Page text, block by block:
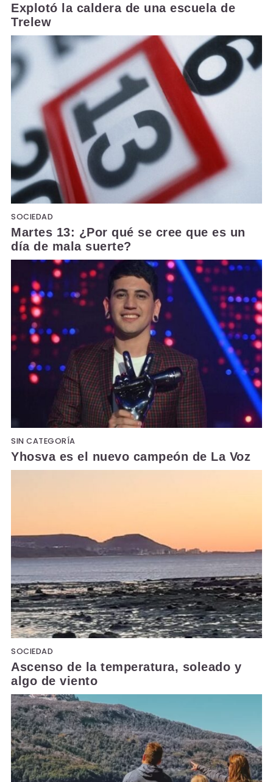
Explotó la caldera de una escuela de
Trelew
SOCIEDAD
Martes 13: ¿Por qué se cree que es un
día de mala suerte?
SIN CATEGORÍA
Yhosva es el nuevo campeón de La Voz
SOCIEDAD
Ascenso de la temperatura, soleado y
algo de viento